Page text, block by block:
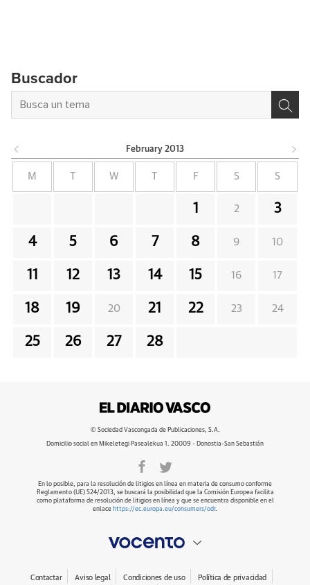
Buscador
February 2013
M W F S S
1 2 3
4 5 6 7 8 9 10
11 12 13 14 15 16 17
18 19 20 21 22 23 24
25 26 27 28
© Sociedad Vascongada de Publicaciones, S.A.
Domicilio social en Mikeletegi Pasealekua 1. 20009 - Donostia-San Sebastián
En lo posible, para la resolución de litigios en línea en materia de consumo conforme
Reglamento (UE) 524/2013, se buscará la posibilidad que la Comisión Europea facilita
como plataforma de resolución de litigios en línea y que se encuentra disponible en el
enlace https://ec.europa.eu/consumers/odr.
Contactar Aviso legal Condiciones de uso Política de privacidad